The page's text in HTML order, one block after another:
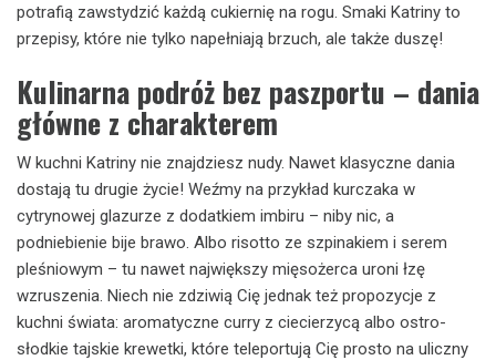
potrafią zawstydzić każdą cukiernię na rogu. Smaki Katriny to
przepisy, które nie tylko napełniają brzuch, ale także duszę!
Kulinarna podróż bez paszportu – dania
główne z charakterem
W kuchni Katriny nie znajdziesz nudy. Nawet klasyczne dania
dostają tu drugie życie! Weźmy na przykład kurczaka w
cytrynowej glazurze z dodatkiem imbiru – niby nic, a
podniebienie bije brawo. Albo risotto ze szpinakiem i serem
pleśniowym – tu nawet największy mięsożerca uroni łzę
wzruszenia. Niech nie zdziwią Cię jednak też propozycje z
kuchni świata: aromatyczne curry z ciecierzycą albo ostro-
słodkie tajskie krewetki, które teleportują Cię prosto na uliczny